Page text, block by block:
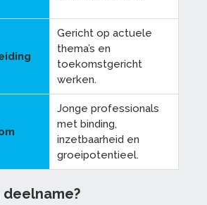
Gericht op actuele
thema’s en
toekomstgericht
werken.
Jonge professionals
met binding,
inzetbaarheid en
groeipotentieel.